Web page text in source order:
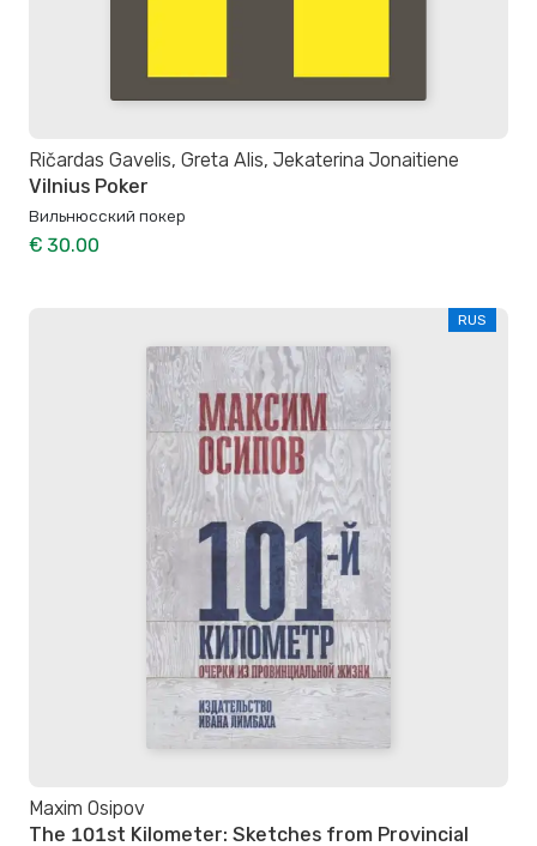
Ričardas Gavelis, Greta Alis, Jekaterina Jonaitiene
Vilnius Poker
Вильнюсский покер
€ 30.00
RUS
Maxim Osipov
The 101st Kilometer: Sketches from Provincial